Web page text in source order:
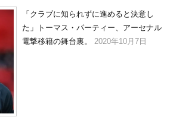
「クラブに知られずに進めると決意し
た」トーマス・パーティー、アーセナル
電撃移籍の舞台裏。
2020年10月7日